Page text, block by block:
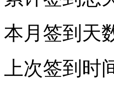
本月签到天
上次签到时